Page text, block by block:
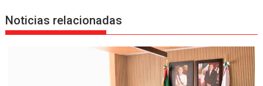
Noticias relacionadas